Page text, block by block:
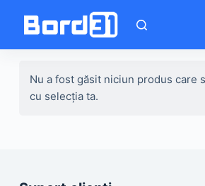
Nu a fost găsit niciun produs care
cu selecția ta.